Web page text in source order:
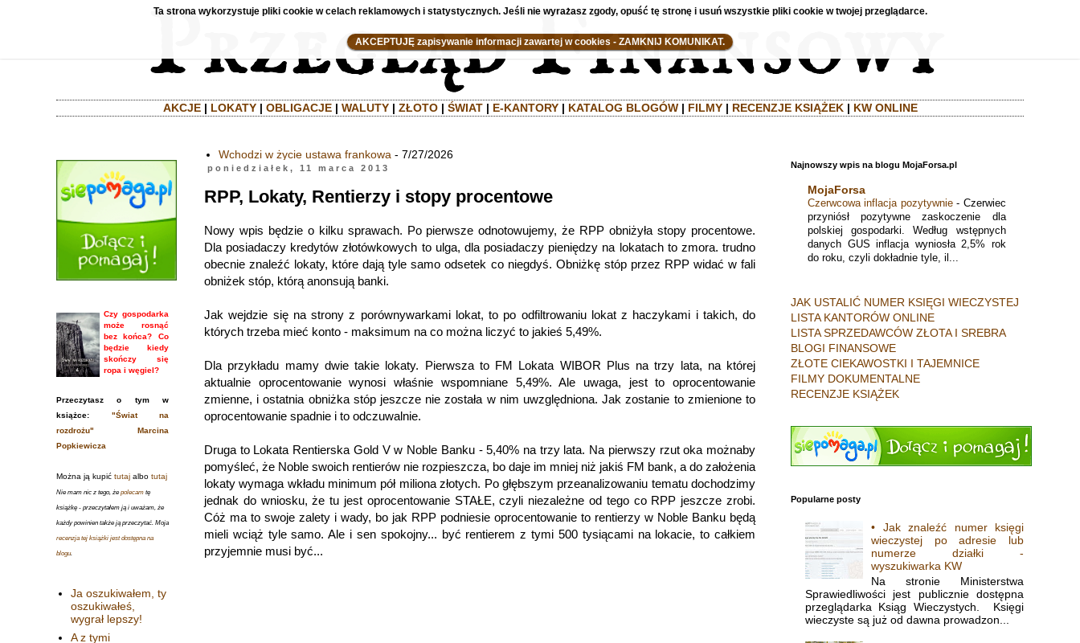
AKCJE| LOKATY| OBLIGACJE| WALUTY| ZŁOTO| ŚWIAT| E-KANTORY| KATALOG BLOGÓW| FILMY| RECENZJE KSIĄŻEK| KW ONLINE
Wchodzi w życie ustawa frankowa - 7/27/2026
poniedziałek, 11 marca 2013
RPP, Lokaty, Rentierzy i stopy procentowe
Nowy wpis będzie o kilku sprawach. Po pierwsze odnotowujemy, że RPP obniżyła stopy procentowe.
Dla posiadaczy kredytów złotówkowych to ulga, dla posiadaczy pieniędzy na lokatach to zmora. trudno
obecnie znaleźć lokaty, które dają tyle samo odsetek co niegdyś. Obniżkę stóp przez RPP widać w fali
obniżek stóp, którą anonsują banki.
Jak wejdzie się na strony z porównywarkami lokat, to po odfiltrowaniu lokat z haczykami i takich, do
których trzeba mieć konto - maksimum na co można liczyć to jakieś 5,49%.
Dla przykładu mamy dwie takie lokaty. Pierwsza to FM Lokata WIBOR Plus na trzy lata, na której
aktualnie oprocentowanie wynosi właśnie wspomniane 5,49%. Ale uwaga, jest to oprocentowanie
zmienne, i ostatnia obniżka stóp jeszcze nie została w nim uwzględniona. Jak zostanie to zmienione to
oprocentowanie spadnie i to odczuwalnie.
Druga to Lokata Rentierska Gold V w Noble Banku - 5,40% na trzy lata. Na pierwszy rzut oka możnaby
pomyśleć, że Noble swoich rentierów nie rozpieszcza, bo daje im mniej niż jakiś FM bank, a do założenia
lokaty wymaga wkładu minimum pół miliona złotych. Po głębszym przeanalizowaniu tematu dochodzimy
jednak do wniosku, że tu jest oprocentowanie STAŁE, czyli niezależne od tego co RPP jeszcze zrobi.
Cóż ma to swoje zalety i wady, bo jak RPP podniesie oprocentowanie to rentierzy w Noble Banku będą
mieli wciąż tyle samo. Ale i sen spokojny... być rentierem z tymi 500 tysiącami na lokacie, to całkiem
przyjemnie musi być...
Czy gospodarka
może rosnąć
bez końca? Co
będzie kiedy
skończy się
ropa i węgiel?
Przeczytasz o tym w
książce: "Świat na
rozdrożu" Marcina
Popkiewicza
Można ją kupić tutaj albo tutaj
Nie mam nic z tego, żepolecam tę
książkę - przeczytałem ją i uważam, że
każdy powinien także ją przeczytać. Moja
recenzja tej książki jest dostępna na
blogu.
Ja oszukiwałem, ty
oszukiwałeś,
wygrał lepszy!
A z tymi
Najnowszy wpis na blogu MojaForsa.pl
MojaForsa
Czerwcowa inflacja pozytywnie- Czerwiec
przyniósł pozytywne zaskoczenie dla
polskiej gospodarki. Według wstępnych
danych GUS inflacja wyniosła 2,5% rok
do roku, czyli dokładnie tyle, il...
JAK USTALIĆ NUMER KSIĘGI WIECZYSTEJ
LISTA KANTORÓW ONLINE
LISTA SPRZEDAWCÓW ZŁOTA I SREBRA
BLOGI FINANSOWE
ZŁOTE CIEKAWOSTKI I TAJEMNICE
FILMY DOKUMENTALNE
RECENZJE KSIĄŻEK
Popularne posty
• Jak znaleźć numer księgi
wieczystej po adresie lub
numerze działki -
wyszukiwarka KW
Na stronie Ministerstwa
Sprawiedliwości jest publicznie dostępna
przeglądarka Ksiąg Wieczystych. Księgi
wieczyste są już od dawna prowadzon...
Ta strona wykorzystuje pliki cookie w celach reklamowych i statystycznych. Jeśli nie wyrażasz zgody, opuść tę stronę i usuń wszystkie pliki cookie w twojej przeglądarce.
AKCEPTUJĘ zapisywanie informacji zawartej w cookies - ZAMKNIJ KOMUNIKAT.